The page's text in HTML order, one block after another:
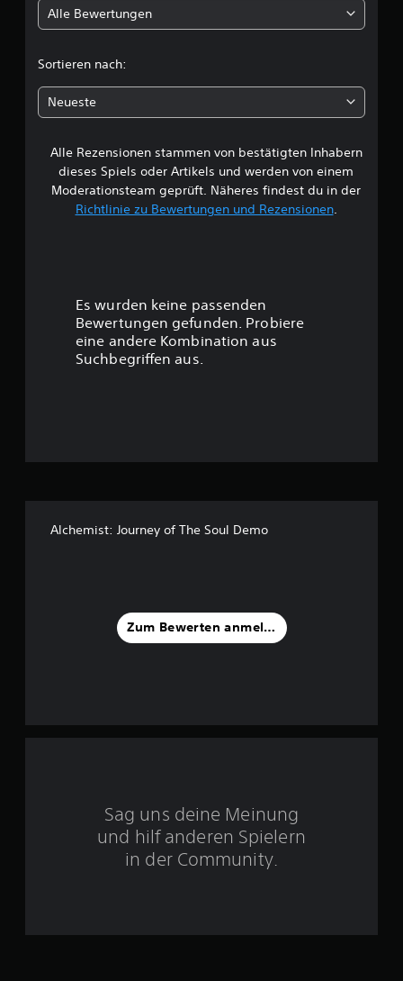
i
h
e
B
e
:
4
5
Alle Bewertungen
Sortieren nach:
Neueste
Alle Rezensionen stammen von bestätigten Inhabern
dieses Spiels oder Artikels und werden von einem
Moderationsteam geprüft. Näheres findest du in der
Richtlinie zu Bewertungen und Rezensionen.
Es wurden keine passenden
Bewertungen gefunden. Probiere
eine andere Kombination aus
Suchbegriffen aus.
Alchemist: Journey of The Soul Demo
Zum Bewerten anmelden
Sag uns deine Meinung
und hilf anderen Spielern
in der Community.